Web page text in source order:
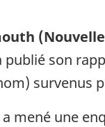
publié son
survenus
a mené une